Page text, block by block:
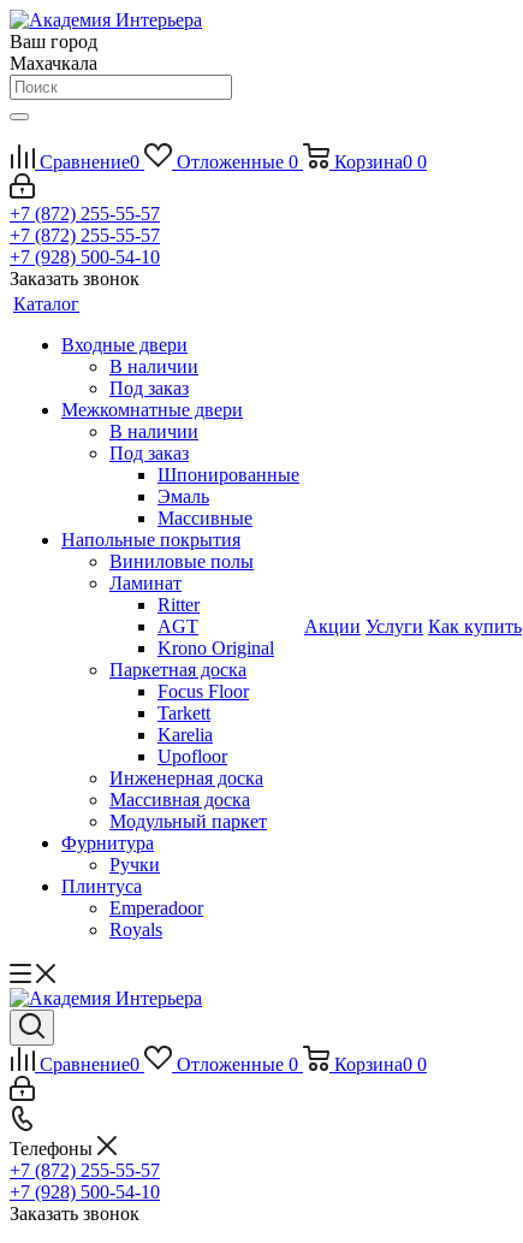
Ваш город
Махачкала
Сравнение0 Отложенные 0 Корзина0 0
+7 (872) 255-55-57
+7 (872) 255-55-57
+7 (928) 500-54-10
Заказать звонок
Каталог
Входные двери
В наличии
Под заказ
Межкомнатные двери
В наличии
Под заказ
Шпонированные
Эмаль
Массивные
Напольные покрытия
Виниловые полы
Ламинат
Ritter
AGT
Krono Original
Паркетная доска
Focus Floor
Tarkett
Karelia
Upofloor
Инженерная доска
Массивная доска
Модульный паркет
Фурнитура
Ручки
Плинтуса
Emperadoor
Royals
Акции Услуги Как купить
Сравнение0 Отложенные 0 Корзина0 0
Телефоны
+7 (872) 255-55-57
+7 (928) 500-54-10
Заказать звонок